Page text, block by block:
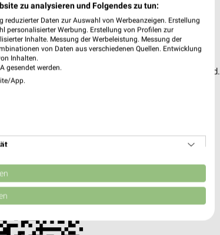
& Angebote App
– mit der kostenlosen weekli App für iOS & Android.
Einkauf stressfrei planen
zu analysieren und Folgendes zu tun:
Daten zur Auswahl von Werbeanzeigen. Erstellung
personalisierter Werbung. Erstellung von Profilen zur
Inhalte. Messung der Werbeleistung. Messung der
von Daten aus verschiedenen Quellen. Entwicklung
Inhalten.
gesendet werden.
App.